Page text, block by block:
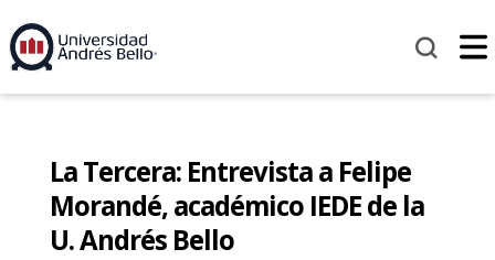
La Tercera: Entrevista a Felipe
Morandé, académico IEDE de la
U. Andrés Bello